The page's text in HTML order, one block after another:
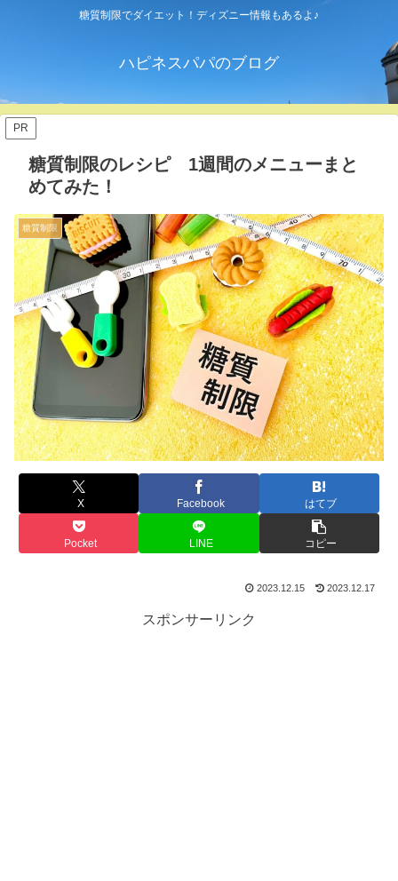
糖質制限でダイエット！ディズニー情報もあるよ♪
ハピネスパパのブログ
PR
糖質制限のレシピ 1週間のメニューまと
めてみた！
糖質制限
X Facebook はてブ
Pocket LINE コピー
2023.12.15 2023.12.17
スポンサーリンク